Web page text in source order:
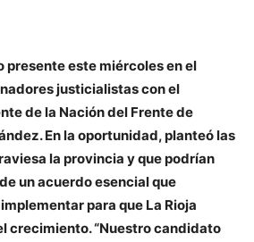
presente este miércoles en el
justicialistas con el
de la Nación del Frente de
En la oportunidad, planteó las
la provincia y que podrían
un acuerdo esencial que
para que La Rioja
crecimiento. “Nuestro candidato